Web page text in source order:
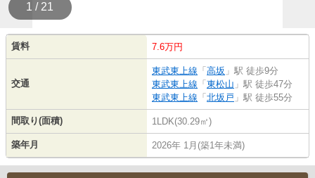
1 / 21
賃料 7.6万円
交通
東武東上線 「 高坂 」駅 徒歩9分
東武東上線 「 東松山 」駅 徒歩47分
東武東上線 「 北坂戸 」駅 徒歩55分
間取り(面積) 1LDK(30.29㎡)
築年月 2026年 1月(築1年未満)